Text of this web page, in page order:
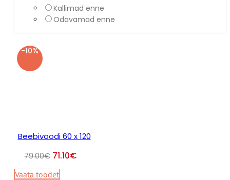
Kallimad enne
Odavamad enne
-10%
Beebivoodi 60 x 120
79.00€ 71.10€
Vaata toodet